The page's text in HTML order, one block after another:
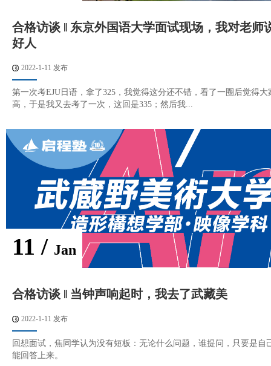
合格访谈 ‖ 东京外国语大学面试现场，我对老师
好人
2022-1-11 发布
第一次考EJU日语，拿了325，我觉得这分还不错，看了一圈后觉得大
高，于是我又去考了一次，这回是335；然后我...
11 / Jan
合格访谈 ‖ 当钟声响起时，我去了武藏美
2022-1-11 发布
回想面试，焦同学认为没有短板：无论什么问题，谁提问，只要是自
能回答上来。